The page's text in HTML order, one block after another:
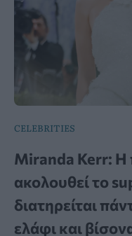
CELEBRITIES
Miranda Kerr: Η
ακολουθεί το
διατηρείται
ελάφι και